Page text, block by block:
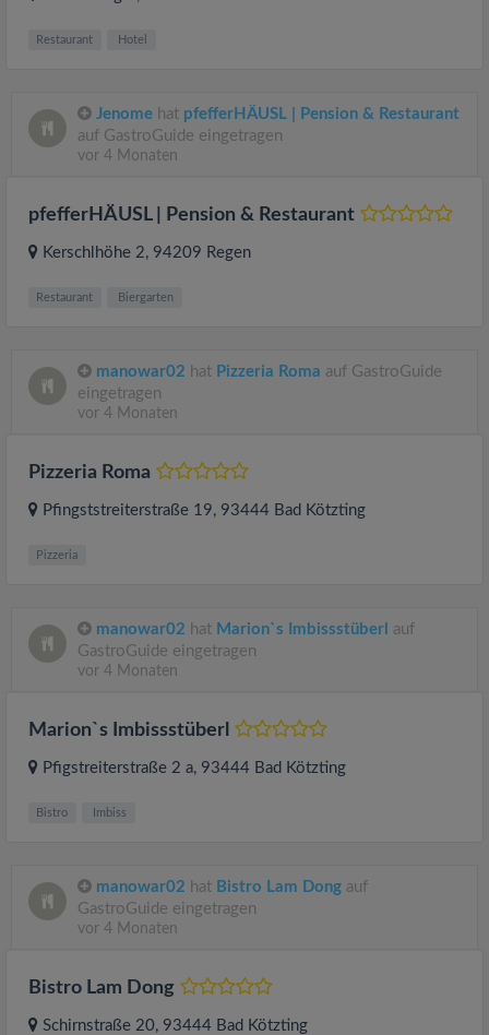
Restaurant Hotel
Jenome hat pfefferHÄUSL | Pension & Restaurant
auf GastroGuide eingetragen
vor 4 Monaten
pfefferHÄUSL | Pension & Restaurant
Kerschlhöhe 2, 94209 Regen
Restaurant Biergarten
manowar02 hat Pizzeria Roma auf GastroGuide
eingetragen
vor 4 Monaten
Pizzeria Roma
Pfingststreiterstraße 19, 93444 Bad Kötzting
Pizzeria
manowar02 hat Marion`s Imbissstüberl auf
GastroGuide eingetragen
vor 4 Monaten
Marion`s Imbissstüberl
Pfigstreiterstraße 2 a, 93444 Bad Kötzting
Bistro Imbiss
manowar02 hat Bistro Lam Dong auf
GastroGuide eingetragen
vor 4 Monaten
Bistro Lam Dong
Schirnstraße 20, 93444 Bad Kötzting